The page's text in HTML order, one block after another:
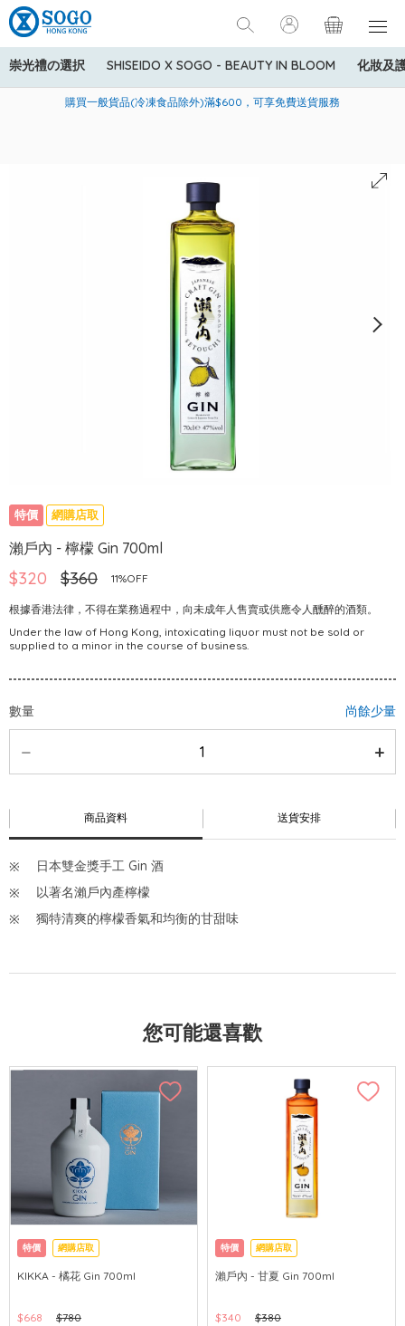
崇光禮の選択 SHISEIDO X SOGO - BEAUTY IN BLOOM 化妝及
美國運通Explorer®信用卡會員購物禮遇：高達5%簽賬回贈！
購買一般貨品(冷凍食品除外)滿$600，可享免費送貨服務
寄送中國內地服務只適用於指定商品，若訂單金額少於HK$600(折
特價 網購店取
瀨戶內 - 檸檬 Gin 700ml
$320 $360 11%OFF
根據香港法律，不得在業務過程中，向未成年人售賣或供應令人醺醉的酒類。
Under the law of Hong Kong, intoxicating liquor must not be sold or
supplied to a minor in the course of business.
數量 尚餘少量
商品資料 送貨安排
日本雙金獎手工 Gin 酒
以著名瀨戶內產檸檬
獨特清爽的檸檬香氣和均衡的甘甜味
您可能還喜歡
特價 網購店取
KIKKA - 橘花 Gin 700ml
$668 $780
特價 網購店取
瀨戶內 - 甘夏 Gin 700ml
$340 $380